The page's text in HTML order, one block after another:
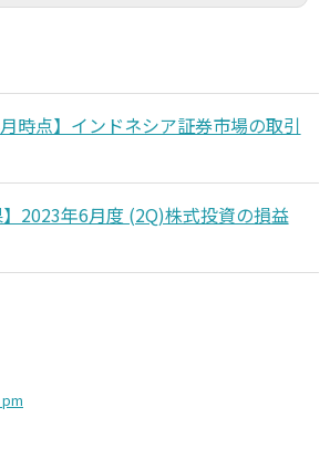
月時点】インドネシア証券市場の取引
】2023年6月度 (2Q)株式投資の損益